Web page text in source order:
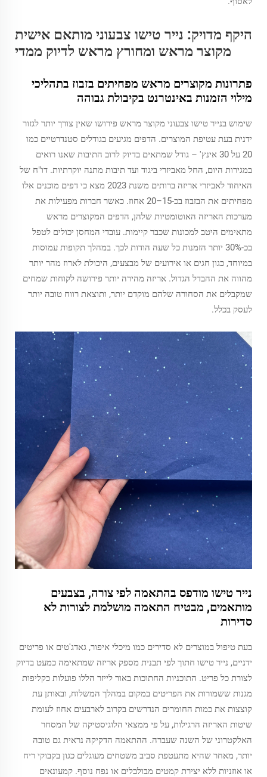
היקף מדויק: נייר טישו צבעוני מותאם אישית
מקוצר מראש ומחורץ מראש לדיוק ממדי
פתרונות מקוצרים מראש מפחיתים בזבוז בתהליכי
מילוי הזמנות באינטרנט בקיבולת גבוהה
שימוש בנייר טישו צבעוני מקוצר מראש פירושו שאין צורך יותר לגזור
ידנית בעת עטיפת המוצרים. הדפים מגיעים בגודלים סטנדרטיים כמו
20 על 30 אינץ' – גודל שמתאים בדיוק לרוב התיבות שאנו רואים
במגירות היום, החל מאביזרי ביגוד ועד תיבות מתנה יוקרתיות. דו"ח של
האיחוד לאביזרי אריזה ברותים משנת 2023 מצא כי דפים מוכנים אלו
מפחיתים את הבזבוז בכ-15–20 אחוז. כאשר חברות מפעילות את
מערכות האריזה האוטומטיות שלהן, הדפים המקוצרים מראש
מתאימים היטב למכונות שכבר קיימות. עובדי המחסן יכולים לטפל
בכ-30% יותר הזמנות כל שעה הודות לכך. במהלך תקופות עמוסות
במיוחד, כגון חגים או אירועים של מבצעים, היכולת לארוז מהר יותר
מהווה את ההבדל הגדול. אריזה מהירה יותר פירושה לקוחות שמחים
שמקבלים את הסחורה שלהם מוקדם יותר, ותוצאת רווח טובה יותר
לעסק בכלל.
נייר טישו מודפס בהתאמה לפי צורה, בצבעים
מותאמים, מבטיח התאמה מושלמת לצורות לא
סדירות
בעת טיפול במוצרים לא סדירים כמו מיכלי איפור, גאדג'טים או פריטים
ידניים, נייר טישו חתוך לפי תבנית מספק אריזה שמתאימה כמעט בדיוק
לצורת כל פריט. התוכניות החתוכות באור לייזר הללו פועלות כקליפות
מגנות ששמורות את הפריטים במקום במהלך המשלוח, ובאותן עת
קוצצות את כמות החומרים הנדרשים בקרוב לארבעים אחוז לעומת
שיטות האריזה הרגילות, על פי ממצאי הלוגיסטיקה של המסחר
האלקטרוני של השנה שעברה. ההתאמה הדקיקה נראית גם טובה
יותר, מאחר שהיא מתעטפת סביב משטחים מעוגלים כגון בקבוקי ריח
או אוזניות ללא יצירת קמטים מבולבלים או נפח נוסף. קמעונאים